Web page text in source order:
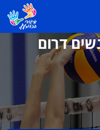
דרום